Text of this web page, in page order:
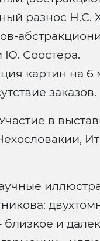
разнос Н.С.
Ю. Соостера.
картин на 6
заказов.
в
близкое и